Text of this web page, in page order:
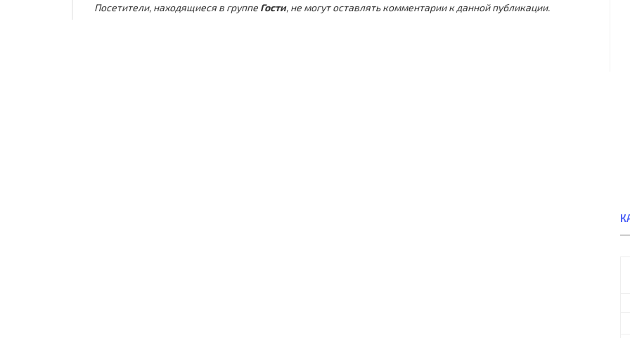
Посетители, находящиеся в группе Гости, не могут оставлять комментарии к данной публикации.